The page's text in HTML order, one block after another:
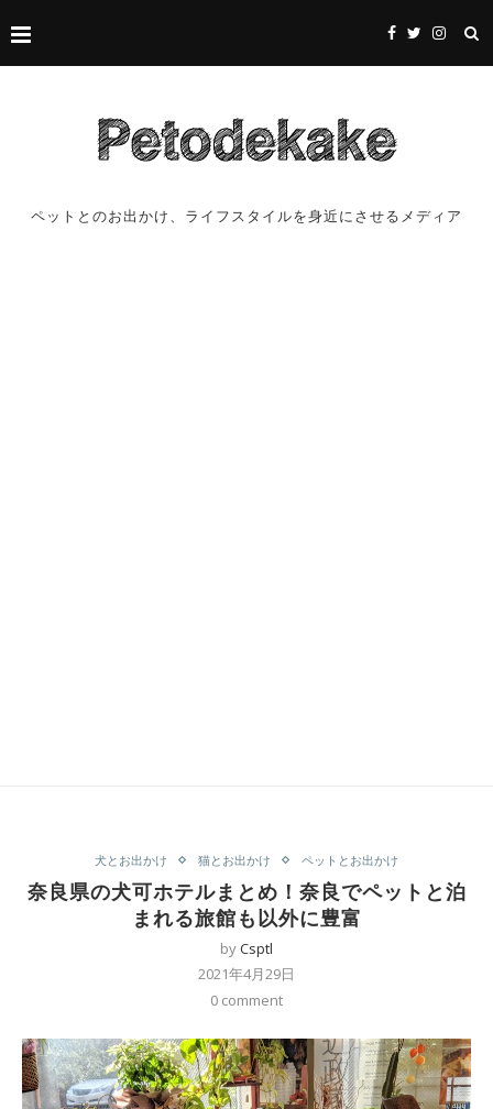
ペットとのお出かけ、ライフスタイルを身近にさせるメディア
犬とお出かけ 猫とお出かけ ペットとお出かけ
奈良県の犬可ホテルまとめ！奈良でペットと泊
まれる旅館も以外に豊富
byCsptl
2021年4月29日
0 comment